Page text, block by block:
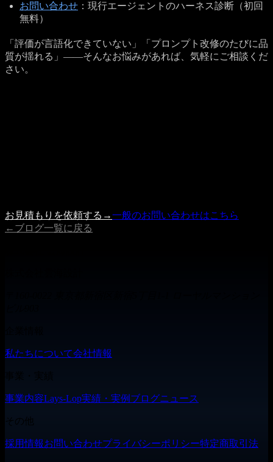
お問い合わせ ：現行エージェントのハーネス診断（初回
無料）
「評価が言語化できていない」「プロンプト改修のたびに品
質が揺れる」——そんなお悩みがあれば、気軽にご相談くだ
さい。
お見積もりを依頼する →一般のお問い合わせはこちら
← ブログ一覧に戻る
私たちについて会社情報
事業内容Lays-Lop実績・実例 ブログニュース
その他
採用情報お問い合わせプライバシーポリシー特定商取引法